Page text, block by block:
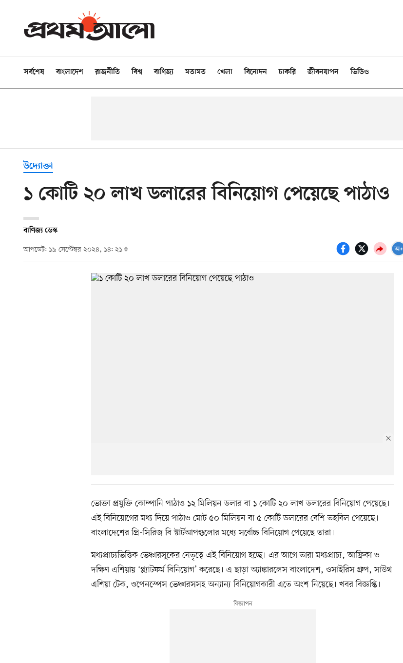
সর্বশেষ বাংলাদেশ রাজনীতি বিশ্ব বাণিজ্য মতামত খেলা বিনোদন চাকরি জীবনযাপন ভিডিও
উদ্যোক্তা
১ কোটি ২০ লাখ ডলারের বিনিয়োগ পেয়েছে পাঠাও
বাণিজ্য ডেস্ক
আপডেট: ১৯ সেপ্টেম্বর ২০২৪, ১৪: ২১
ভোক্তা প্রযুক্তি কোম্পানি পাঠাও ১২ মিলিয়ন ডলার বা ১ কোটি ২০ লাখ ডলারের বিনিয়োগ পেয়েছে।
এই বিনিয়োগের মধ্য দিয়ে পাঠাও মোট ৫০ মিলিয়ন বা ৫ কোটি ডলারের বেশি তহবিল পেয়েছে।
বাংলাদেশের প্রি-সিরিজ বি স্টার্টআপগুলোর মধ্যে সর্বোচ্চ বিনিয়োগ পেয়েছে তারা।
মধ্যপ্রাচ্যভিত্তিক ভেঞ্চারসুকের নেতৃত্বে এই বিনিয়োগ হচ্ছে। এর আগে তারা মধ্যপ্রাচ্য, আফ্রিকা ও
দক্ষিণ এশিয়ায় ‘প্ল্যাটফর্ম বিনিয়োগ’ করেছে। এ ছাড়া অ্যাঙ্কারলেস বাংলাদেশ, ওসাইরিস গ্রুপ, সাউথ
এশিয়া টেক, ওপেনস্পেস ভেঞ্চারসসহ অন্যান্য বিনিয়োগকারী এতে অংশ নিয়েছে। খবর বিজ্ঞপ্তি।